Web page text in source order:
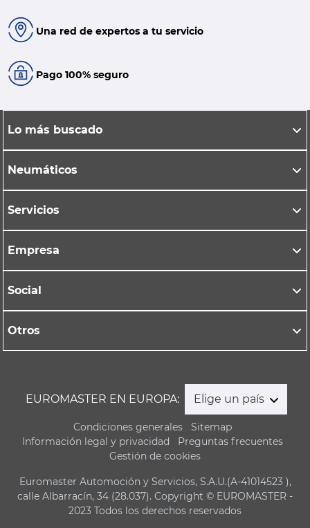
Una red de expertos a tu servicio
Pago 100% seguro
Lo más buscado
Neumáticos
Servicios
Empresa
Social
Otros
EUROMASTER EN EUROPA: Elige un país
Condiciones generales
Sitemap
Información legal y privacidad
Preguntas frecuentes
Gestión de cookies
Euromaster Automoción y Servicios, S.A.U.(A-41014523 ),
calle Albarracín, 34 (28.037). Copyright © EUROMASTER -
2023 Todos los derechos reservados